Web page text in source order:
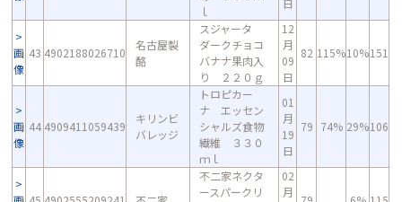
ｌ
日
画
像
43 4902188026710
名古屋製
酪
スジャータ
ダークチョコ
バナナ果肉入
り ２２０ｇ
12
月
09
日
82 115%10%151
画
像
44 4909411059439
キリンビ
バレッジ
トロピカー
ナ エッセン
シャルズ食物
繊維 ３３０
ｍｌ
01
月
19
日
79 74% 29%106
不二家ネクタ
ースパークリ
02
月